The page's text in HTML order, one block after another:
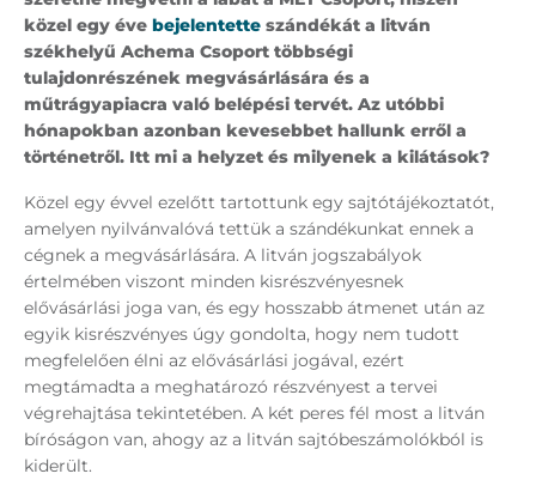
közel egy éve bejelentette szándékát a litván
székhelyű Achema Csoport többségi
tulajdonrészének megvásárlására és a
műtrágyapiacra való belépési tervét. Az utóbbi
hónapokban azonban kevesebbet hallunk erről a
történetről. Itt mi a helyzet és milyenek a kilátások?
Közel egy évvel ezelőtt tartottunk egy sajtótájékoztatót,
amelyen nyilvánvalóvá tettük a szándékunkat ennek a
cégnek a megvásárlására. A litván jogszabályok
értelmében viszont minden kisrészvényesnek
elővásárlási joga van, és egy hosszabb átmenet után az
egyik kisrészvényes úgy gondolta, hogy nem tudott
megfelelően élni az elővásárlási jogával, ezért
megtámadta a meghatározó részvényest a tervei
végrehajtása tekintetében. A két peres fél most a litván
bíróságon van, ahogy az a litván sajtóbeszámolókból is
kiderült.